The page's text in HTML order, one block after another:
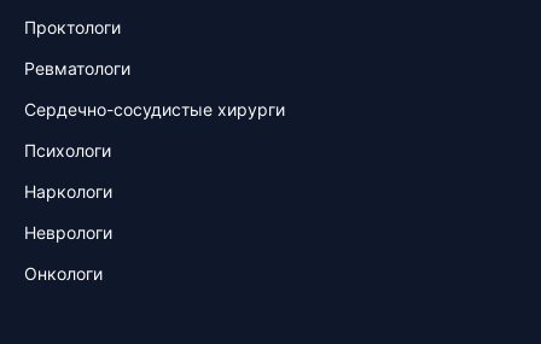
Проктологи
Ревматологи
Сердечно-сосудистые хирурги
Психологи
Наркологи
Неврологи
Онкологи